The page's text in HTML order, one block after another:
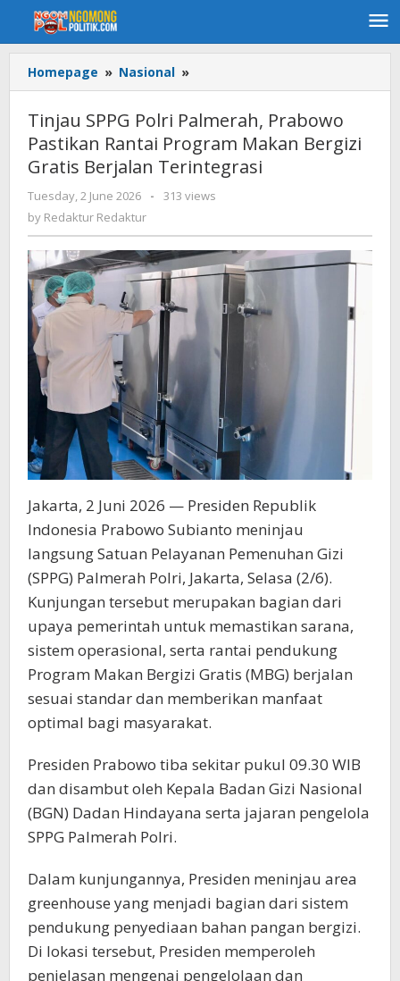
content
Homepage » Nasional »
SPPG
Polri
Palmerah,
Prabowo
Pastikan
Program
Bergizi
Gratis
Berjalan
Terintegrasi
Tinjau SPPG Polri Palmerah, Prabowo
Pastikan Rantai Program Makan Bergizi
Gratis Berjalan Terintegrasi
Tuesday, 2 June 2026
by
-
313 views
by Redaktur Redaktur
Jakarta, 2 Juni 2026 — Presiden Republik
Indonesia Prabowo Subianto meninjau
langsung Satuan Pelayanan Pemenuhan Gizi
(SPPG) Palmerah Polri, Jakarta, Selasa (2/6).
Kunjungan tersebut merupakan bagian dari
upaya pemerintah untuk memastikan sarana,
sistem operasional, serta rantai pendukung
Program Makan Bergizi Gratis (MBG) berjalan
sesuai standar dan memberikan manfaat
optimal bagi masyarakat.
Presiden Prabowo tiba sekitar pukul 09.30 WIB
dan disambut oleh Kepala Badan Gizi Nasional
(BGN) Dadan Hindayana serta jajaran pengelola
SPPG Palmerah Polri.
Dalam kunjungannya, Presiden meninjau area
greenhouse yang menjadi bagian dari sistem
pendukung penyediaan bahan pangan bergizi.
Di lokasi tersebut, Presiden memperoleh
penjelasan mengenai pengelolaan dan